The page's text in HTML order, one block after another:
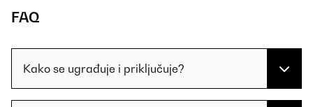
FAQ
Kako se ugrađuje i priključuje?